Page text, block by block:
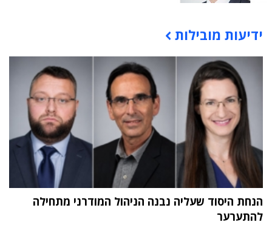
תוכן פרסומי
ידיעות מובילות
הנחת היסוד שעליה נבנה הניהול המודרני מתחילה
להתערער